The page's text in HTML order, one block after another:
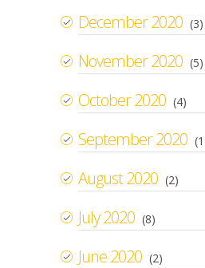
December 2020 (3)
November 2020 (5)
October 2020 (4)
September 2020
August 2020 (2)
July 2020 (8)
June 2020 (2)